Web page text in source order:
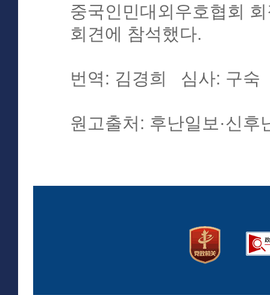
중국인민대외우호협회
회견에 참석했다.
번역: 김경희 심사: 구숙
원고출처: 후난일보·신후